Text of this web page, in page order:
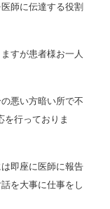
師に伝達する役割
すが患者様お一人
悪い方暗い所で不
を行っておりま
即座に医師に報告
を大事に仕事をし